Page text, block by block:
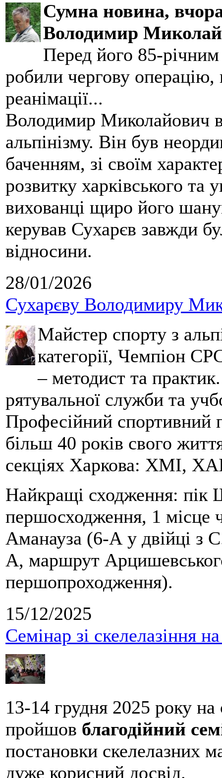
Сумна новина,
Володимир
Перед його 85-
робили чергову операцію,
реанімації...
Володимир Миколайович
альпінізму. Він був
баченням, зі своїм
розвитку харківського та
вихованці щиро його
керував Сухарєв завжди
відносини.
28/01/2026
Сухарєву Володимиру
Майстер спорту з
категорії, Чемпіон
– методист та
рятувальної служби та
Професійний спортивний
більш 40 років свого
секціях Харкова: ХМІ,
Найкращі сходження: пік
першосходження, 1 місце
Аманауза (6-А у двійці з
А, маршрут
першопроходження).
15/12/2025
Семінар зі скелелазіння
13-14 грудня 2025 року
пройшов благодійний
постановки скелелазних
дуже корисний досвід.